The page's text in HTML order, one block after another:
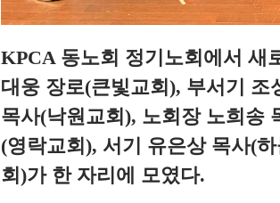
KPCA 동노회 정기노회에서 새
대웅 장로(큰빛교회 ), 부서기 조
목사(낙원교회 ), 노회장 노희송
(영락교회 ), 서기 유은상 목사(
회 )가 한 자리에 모였다.